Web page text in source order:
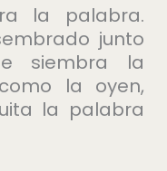
la palabra.
junto
siembra la
la oyen,
la palabra